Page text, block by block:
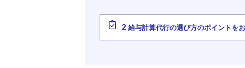
2 給与計算代行の選び方のポイントを